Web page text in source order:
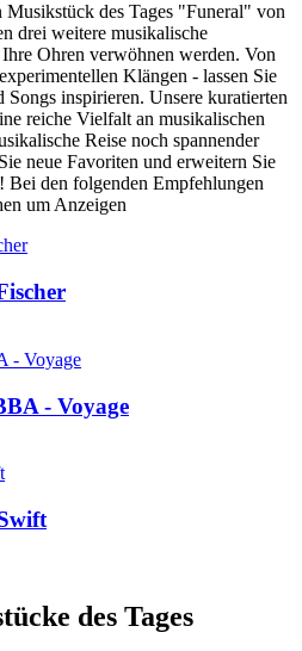
Musikstück des Tages "Funeral" von
drei weitere musikalische
Ohren verwöhnen werden. Von
Klängen - lassen Sie
inspirieren. Unsere kuratierten
reiche Vielfalt an musikalischen
Reise noch spannender
neue Favoriten und erweitern Sie
den folgenden Empfehlungen
um Anzeigen
- Voyage
des Tages